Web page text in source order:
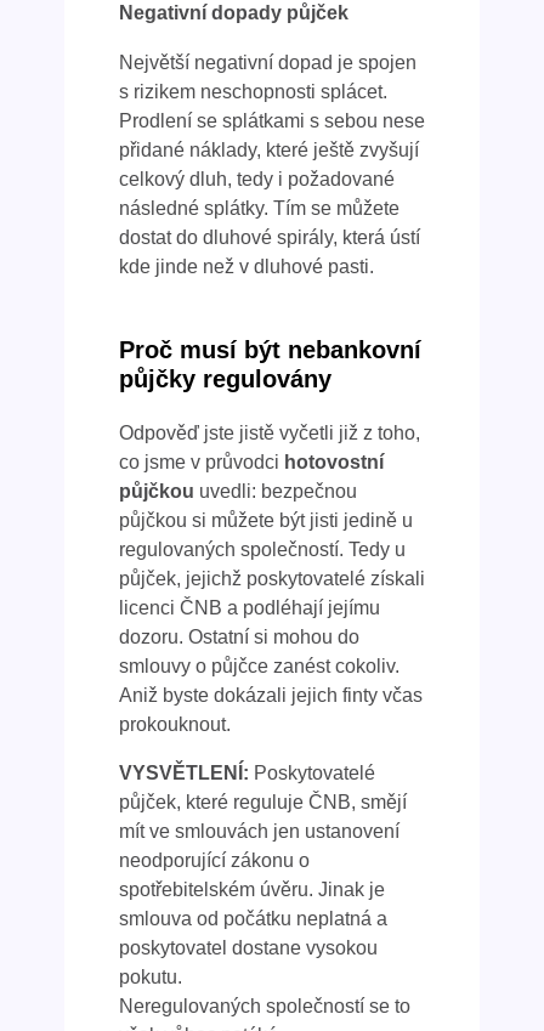
Negativní dopady půjček
Největší negativní dopad je spojen
s rizikem neschopnosti splácet.
Prodlení se splátkami s sebou nese
přidané náklady, které ještě zvyšují
celkový dluh, tedy i požadované
následné splátky. Tím se můžete
dostat do dluhové spirály, která ústí
kde jinde než v dluhové pasti.
Proč musí být nebankovní
půjčky regulovány
Odpověď jste jistě vyčetli již z toho,
co jsme v průvodci hotovostní
půjčkou uvedli: bezpečnou
půjčkou si můžete být jisti jedině u
regulovaných společností. Tedy u
půjček, jejichž poskytovatelé získali
licenci ČNB a podléhají jejímu
dozoru. Ostatní si mohou do
smlouvy o půjčce zanést cokoliv.
Aniž byste dokázali jejich finty včas
prokouknout.
VYSVĚTLENÍ: Poskytovatelé
půjček, které reguluje ČNB, smějí
mít ve smlouvách jen ustanovení
neodporující zákonu o
spotřebitelském úvěru. Jinak je
smlouva od počátku neplatná a
poskytovatel dostane vysokou
pokutu.
Neregulovaných společností se to